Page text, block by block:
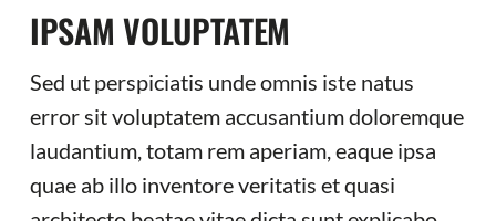
IPSAM VOLUPTATEM
Sed ut perspiciatis unde omnis iste natus
error sit voluptatem accusantium doloremque
laudantium, totam rem aperiam, eaque ipsa
quae ab illo inventore veritatis et quasi